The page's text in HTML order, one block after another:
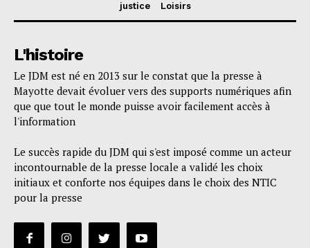
justice
Loisirs
L'histoire
Le JDM est né en 2013 sur le constat que la presse à
Mayotte devait évoluer vers des supports numériques afin
que que tout le monde puisse avoir facilement accès à
l'information
Le succès rapide du JDM qui s'est imposé comme un acteur
incontournable de la presse locale a validé les choix
initiaux et conforte nos équipes dans le choix des NTIC
pour la presse